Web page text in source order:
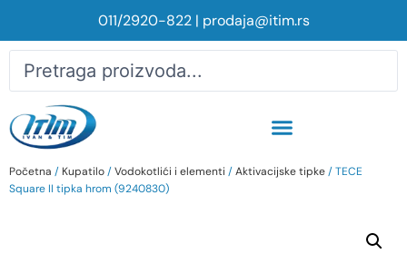
011/2920-822| prodaja@itim.rs
Početna / Kupatilo/Vodokotlići i elementi /Aktivacijske tipke/ TECE
Square II tipka hrom (9240830)